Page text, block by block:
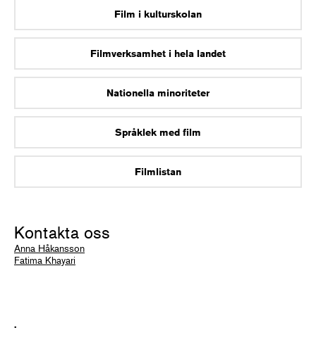
Film i kulturskolan
Filmverksamhet i hela landet
Nationella minoriteter
Språklek med film
Filmlistan
Kontakta oss
Anna Håkansson
Fatima Khayari
.